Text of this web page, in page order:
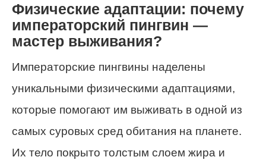
Физические адаптации: почему
императорский пингвин —
мастер выживания?
Императорские пингвины наделены
уникальными физическими адаптациями,
которые помогают им выживать в одной из
самых суровых сред обитания на планете.
Их тело покрыто толстым слоем жира и